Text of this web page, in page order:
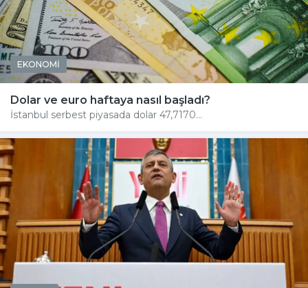
EKONOMİ
Dolar ve euro haftaya nasıl başladı?
İstanbul serbest piyasada dolar 47,7170...